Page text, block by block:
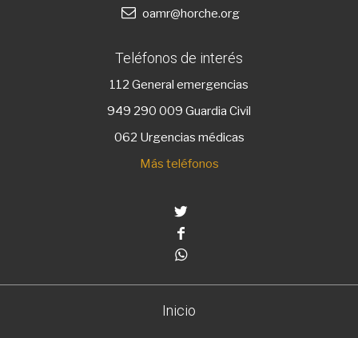
oamr@horche.org
Teléfonos de interés
112 General emergencias
949 290 009 Guardia Civil
062 Urgencias médicas
Más teléfonos
Inicio